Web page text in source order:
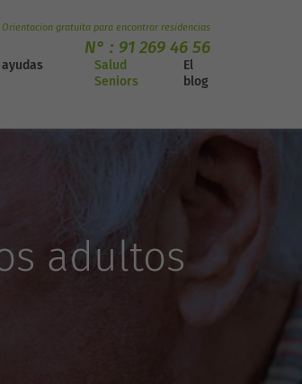
Orientacion gratuita para encontrar residencias
N° : 91 269 46 56
Salud
Seniors
El
blog
adultos